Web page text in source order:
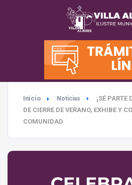
Inicio Noticias
¡SÉ PARTE
DE CIERRE DE VERANO, EXHIBE Y
COMUNIDAD